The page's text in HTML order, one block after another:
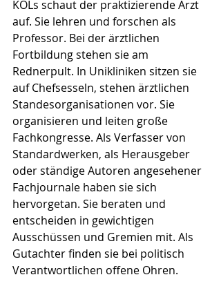
KOLs schaut der praktizierende Arzt
auf. Sie lehren und forschen als
Professor. Bei der ärztlichen
Fortbildung stehen sie am
Rednerpult. In Unikliniken sitzen sie
auf Chefsesseln, stehen ärztlichen
Standesorganisationen vor. Sie
organisieren und leiten große
Fachkongresse. Als Verfasser von
Standardwerken, als Herausgeber
oder ständige Autoren angesehener
Fachjournale haben sie sich
hervorgetan. Sie beraten und
entscheiden in gewichtigen
Ausschüssen und Gremien mit. Als
Gutachter finden sie bei politisch
Verantwortlichen offene Ohren.